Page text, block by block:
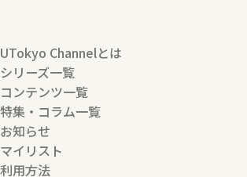
UTokyo Channelとは
シリーズ一覧
コンテンツ一覧
特集・コラム一覧
お知らせ
マイリスト
利用方法